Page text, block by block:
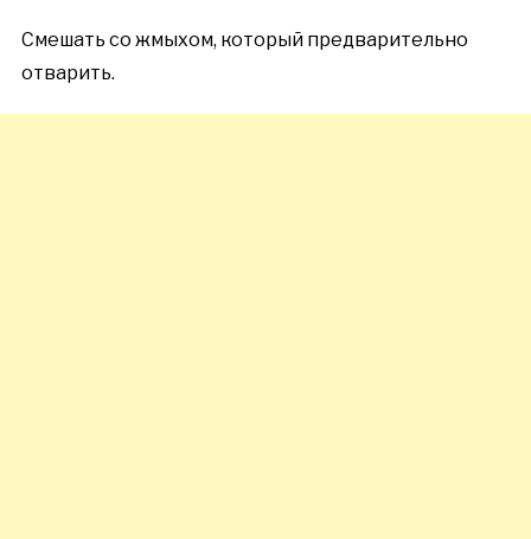
Смешать со жмыхом, который предварительно
отварить.